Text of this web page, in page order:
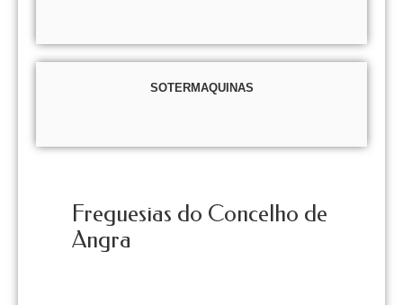
SOTERMAQUINAS
Freguesias do Concelho de
Angra